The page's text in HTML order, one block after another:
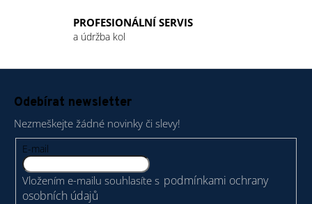
p
u
PROFESIONÁLNÍ SERVIS
a údržba kol
Odebírat newsletter
Nezmeškejte žádné novinky či slevy!
E-mail
Vložením e-mailu souhlasíte s podmínkami ochrany
osobních údajů